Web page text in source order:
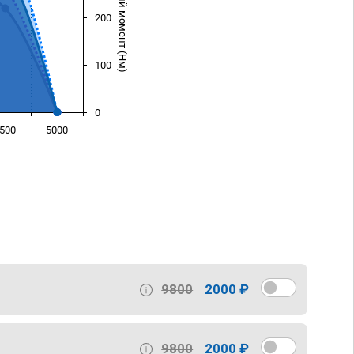
5000
0
100
200
9800 2000 ₽
9800 2000 ₽